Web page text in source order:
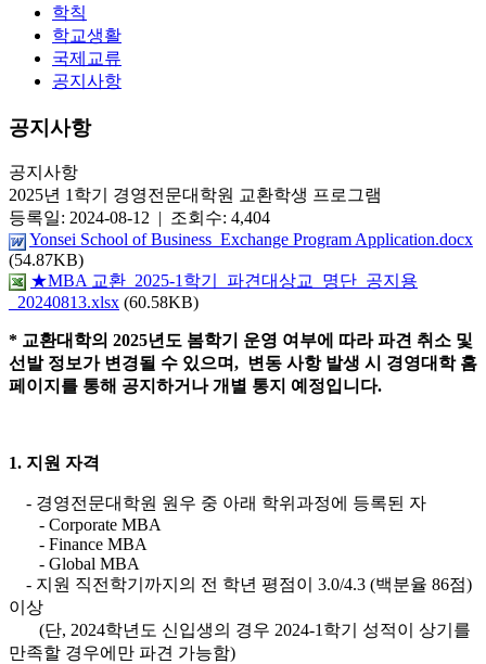
학칙
학교생활
국제교류
공지사항
공지사항
공지사항
2025년 1학기 경영전문대학원 교환학생 프로그램
등록일: 2024-08-12 | 조회수: 4,404
Yonsei School of Business_Exchange Program Application.docx
(54.87KB)
★MBA 교환_2025-1학기_파견대상교_명단_공지용
_20240813.xlsx (60.58KB)
* 교환대학의 2025년도 봄학기 운영 여부에 따라 파견 취소 및
선발 정보가 변경될 수 있으며, 변동 사항 발생 시 경영대학 홈
페이지를 통해 공지하거나 개별 통지 예정입니다.
1. 지원 자격
- 경영전문대학원 원우 중 아래 학위과정에 등록된 자
- Corporate MBA
- Finance MBA
- Global MBA
- 지원 직전학기까지의 전 학년 평점이 3.0/4.3 (백분율 86점)
이상
(단, 2024학년도 신입생의 경우 2024-1학기 성적이 상기를
만족할 경우에만 파견 가능함)